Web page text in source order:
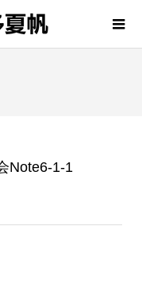
Note6-1-1